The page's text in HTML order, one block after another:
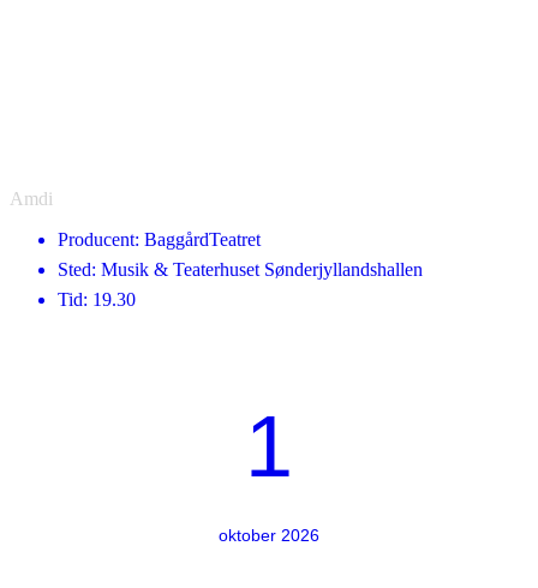
Amdi
Producent: BaggårdTeatret
Sted: Musik & Teaterhuset Sønderjyllandshallen
Tid: 19.30
1
oktober 2026